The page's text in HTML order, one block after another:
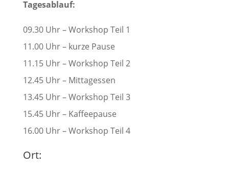
Tagesablauf:
09.30 Uhr – Workshop Teil 1
11.00 Uhr – kurze Pause
11.15 Uhr – Workshop Teil 2
12.45 Uhr – Mittagessen
13.45 Uhr – Workshop Teil 3
15.45 Uhr – Kaffeepause
16.00 Uhr – Workshop Teil 4
Ort: